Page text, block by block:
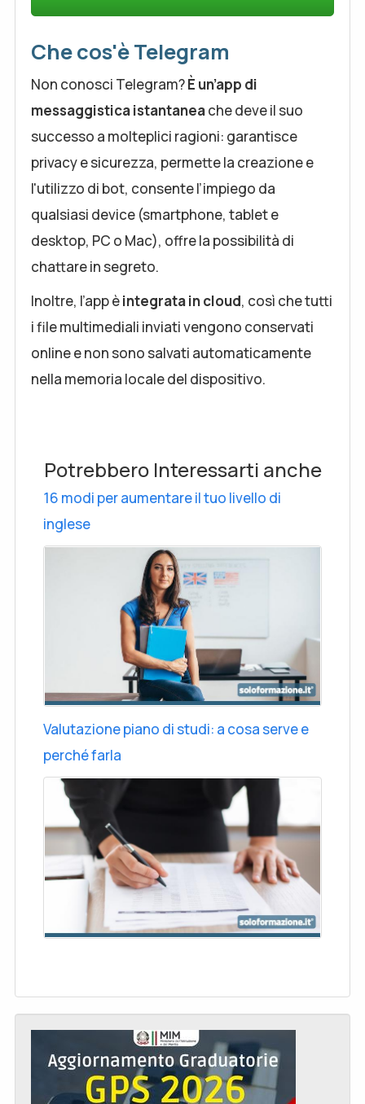
Che cos'è Telegram
Non conosci Telegram?È un’app di
messaggistica istantaneache deve il suo
successo a molteplici ragioni: garantisce
privacy e sicurezza, permette la creazione e
l'utilizzo di bot, consente l’impiego da
qualsiasi device (smartphone, tablet e
desktop, PC o Mac), offre la possibilità di
chattare in segreto.
Inoltre, l’app èintegrata in cloud, così che tutti
i file multimediali inviati vengono conservati
online e non sono salvati automaticamente
nella memoria locale del dispositivo.
Potrebbero Interessarti anche
16 modi per aumentare il tuo livello di
inglese
Valutazione piano di studi: a cosa serve e
perché farla